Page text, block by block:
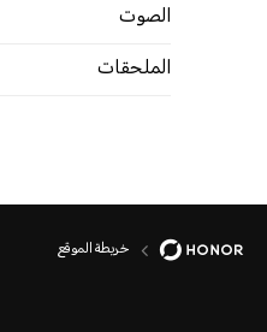
الصوت
الملحقات
خريطة الموقع